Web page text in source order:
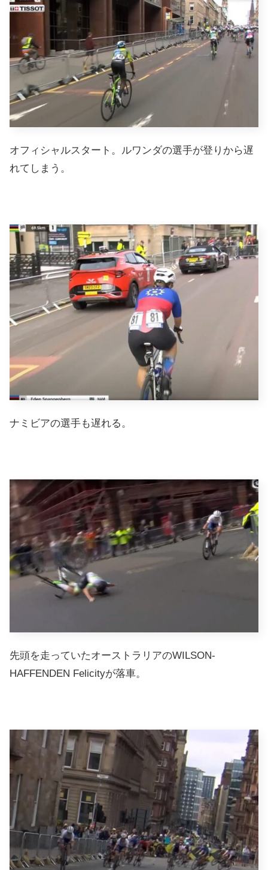
オフィシャルスタート。ルワンダの選手が登りから遅
れてしまう。
ナミビアの選手も遅れる。
先頭を走っていたオーストラリアのWILSON-
HAFFENDEN Felicityが落車。